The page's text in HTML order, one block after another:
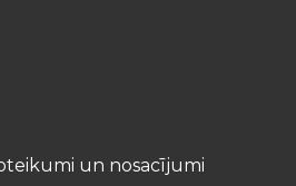
un nosacījumi